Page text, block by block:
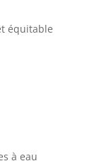
équitable
à eau